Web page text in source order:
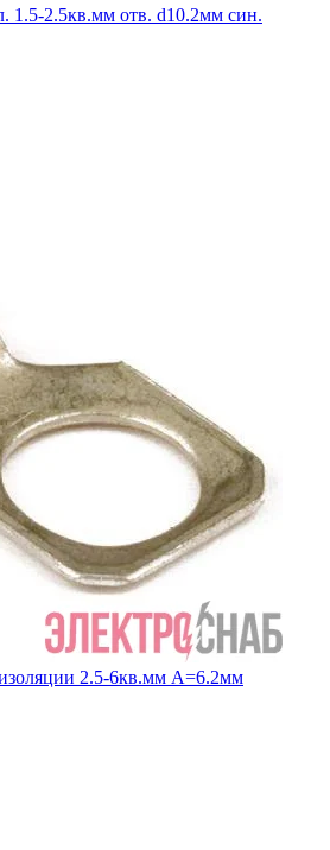
1.5-2.5кв.мм отв. d10.2мм син.
2.5-6кв.мм А=6.2мм